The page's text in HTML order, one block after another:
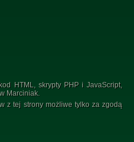
HTML, skrypty PHP i JavaScript,
Marciniak.
z tej strony możliwe tylko za zgodą